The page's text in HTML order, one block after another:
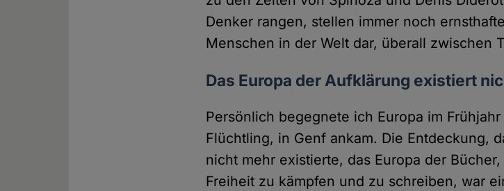
Denker rangen, stellen immer noch
Menschen in der Welt dar, überall zwischen
Das Europa der Aufklärung existiert
Persönlich begegnete ich Europa im
Flüchtling, in Genf ankam. Die Entdeckung,
nicht mehr existierte, das Europa der
Freiheit zu kämpfen und zu schreiben, war